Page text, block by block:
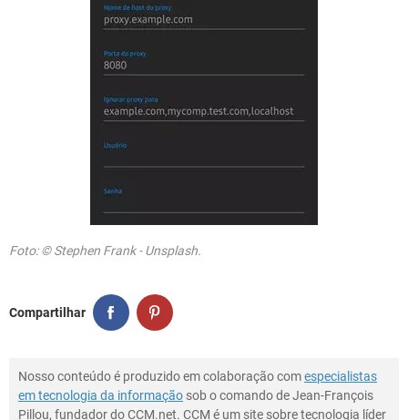
Foto: © Stephen Frank - Unsplash.
Compartilhar
Nosso conteúdo é produzido em colaboração comespecialistas
em tecnologia da informação sob o comando de Jean-François
Pillou, fundador do CCM.net. CCM é um site sobre tecnologia líder